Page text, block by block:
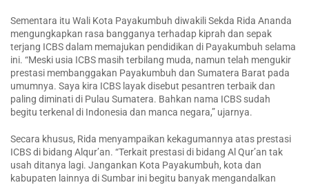
Sementara itu Wali Kota Payakumbuh diwakili Sekda Rida Ananda
mengungkapkan rasa bangganya terhadap kiprah dan sepak
terjang ICBS dalam memajukan pendidikan di Payakumbuh selama
ini. “Meski usia ICBS masih terbilang muda, namun telah mengukir
prestasi membanggakan Payakumbuh dan Sumatera Barat pada
umumnya. Saya kira ICBS layak disebut pesantren terbaik dan
paling diminati di Pulau Sumatera. Bahkan nama ICBS sudah
begitu terkenal di Indonesia dan manca negara,” ujarnya.
Secara khusus, Rida menyampaikan kekagumannya atas prestasi
ICBS di bidang Alqur’an. “Terkait prestasi di bidang Al Qur’an tak
usah ditanya lagi. Jangankan Kota Payakumbuh, kota dan
kabupaten lainnya di Sumbar ini begitu banyak mengandalkan